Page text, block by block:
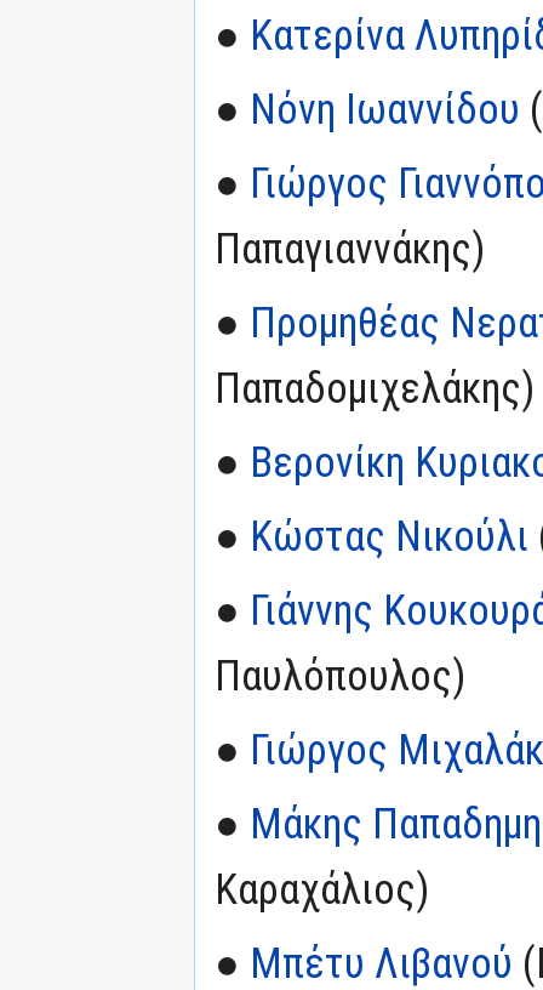
● Κατερίνα
● Νόνη Ιωαννίδου
● Γιώργος
Παπαγιαννάκης)
● Προμηθέας
Παπαδομιχελάκης)
● Βερονίκη
● Κώστας Νικούλι
● Γιάννης
Παυλόπουλος)
● Γιώργος
● Μάκης
Καραχάλιος)
● Μπέτυ Λιβανού